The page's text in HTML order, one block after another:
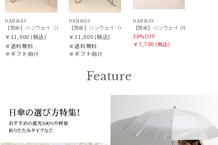
HIROKO KOSHINO
ヒロコ コシノ
LANVIN COLLECTION
ランバン コレクション
LANVIN en Bleu
MACKINTOSH PHILOSOPHY
マッキントッシュ フィロソフィー
MAGICAL TECH
HANWAY
【雨傘】ハンウェイ（ＨＡＮＷＡＹ）Cempasuchil （センパスチル）
￥11,000 (税込)
＃送料無料
＃ギフト向け
HANWAY
【雨傘】ハンウェイ（ＨＡＮＷＡＹ）Amuleto mexicano TP（
￥11,000 (税込)
＃送料無料
＃ギフト向け
HANWAY
30%OFF
￥7,700 (税込)
Feature